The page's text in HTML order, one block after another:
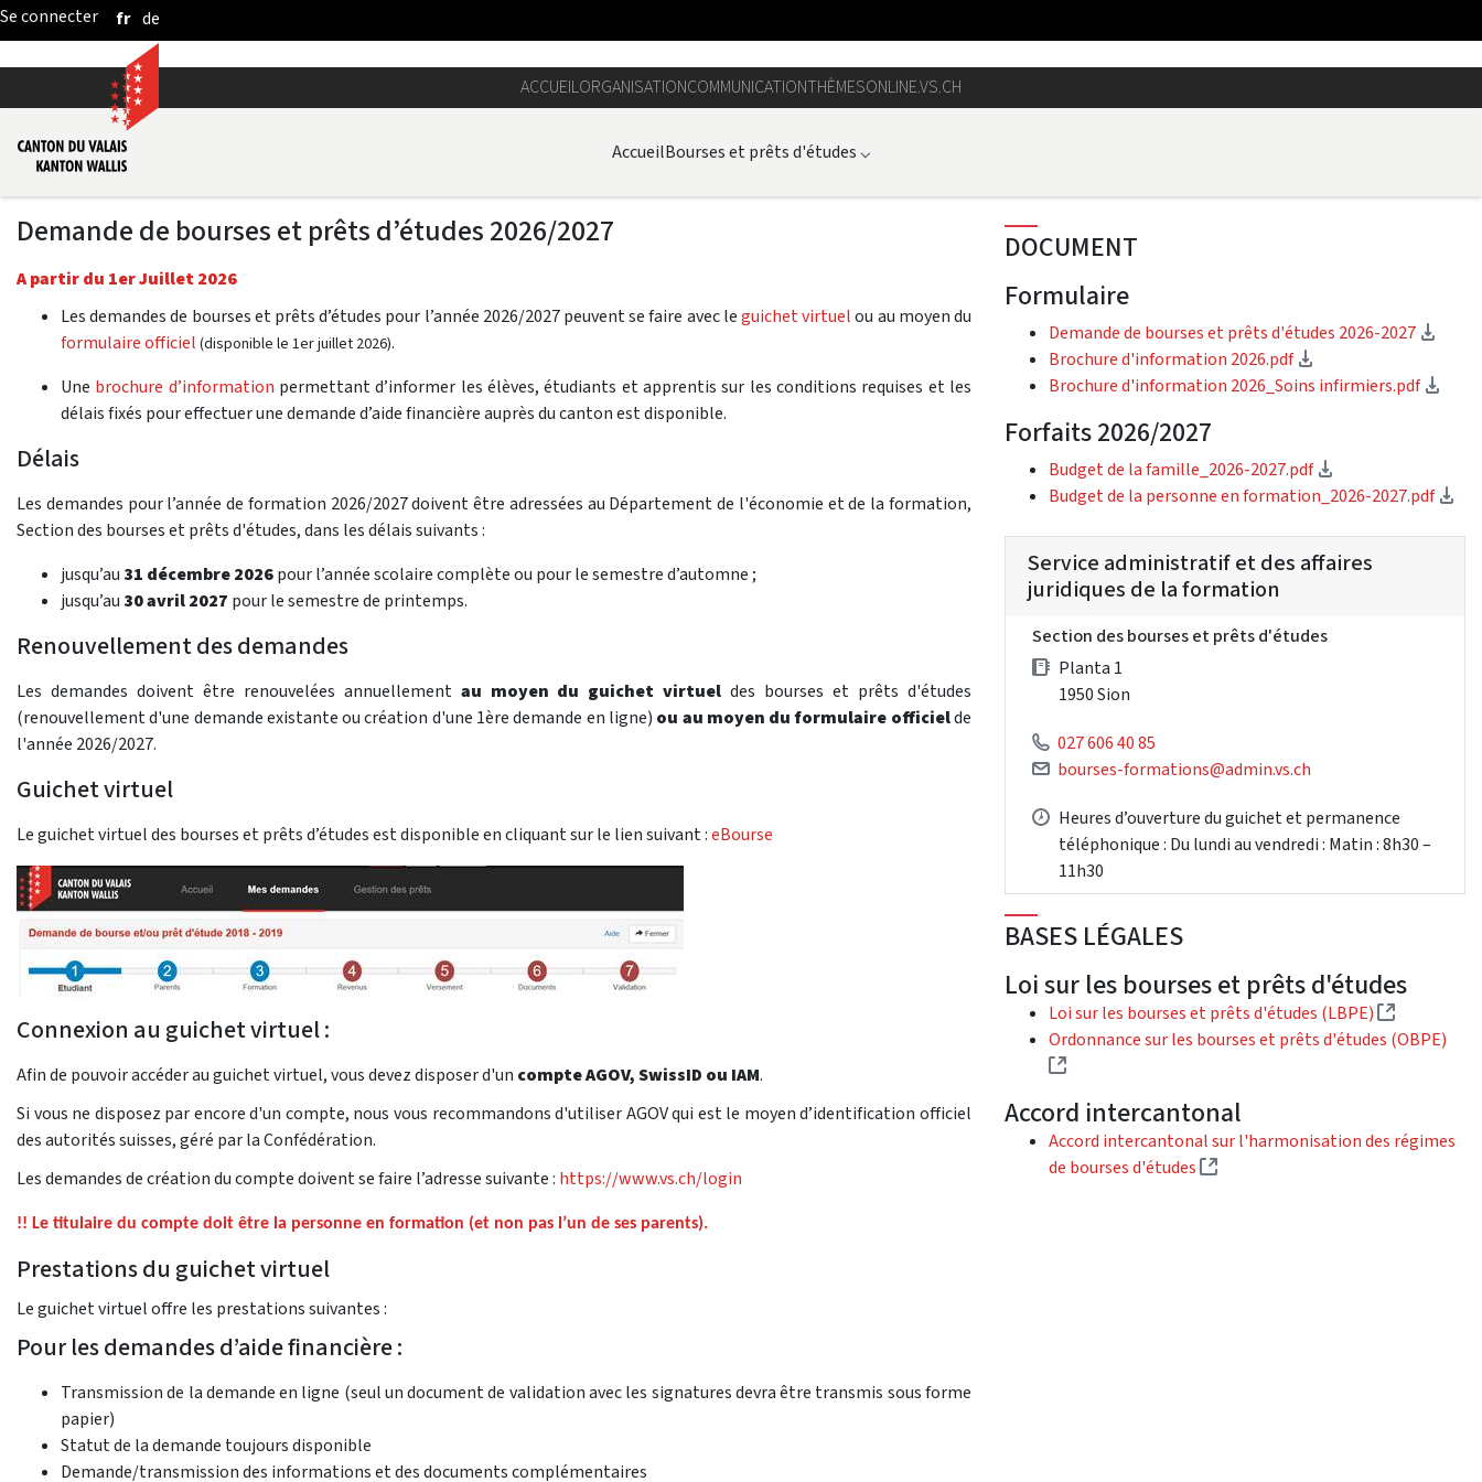
Saut au contenu principal
fr de
ACCUEILORGANISATIONCOMMUNICATIONTHÈMESONLINE.VS.CH
AccueilBourses et prêts d'études ⌵
Demande de bourses et prêts d’études 2026/2027
A partir du 1er Juillet 2026
Les demandes de bourses et prêts d’études pour l’année 2026/2027 peuvent se faire avec leguichet virtuelou au moyen du
formulaire officiel (disponible le 1er juillet 2026).
Une brochure d’information permettant d’informer les élèves, étudiants et apprentis sur les conditions requises et les
délais fixés pour effectuer une demande d’aide financière auprès du canton est disponible.
Délais
Les demandes pour l’année de formation 2026/2027 doivent être adressées au Département de l'économie et de la formation,
Section des bourses et prêts d'études, dans les délais suivants :
jusqu’au 31 décembre 2026pour l’année scolaire complète ou pour le semestre d’automne ;
jusqu’au 30 avril 2027 pour le semestre de printemps.
Renouvellement des demandes
Les demandes doivent être renouvelées annuellement au moyen du guichet virtuel des bourses et prêts d'études
(renouvellement d'une demande existante ou création d'une 1ère demande en ligne) ou au moyen du formulaire officielde
l'année 2026/2027.
Guichet virtuel
Le guichet virtuel des bourses et prêts d’études est disponible en cliquant sur le lien suivant :eBourse
Connexion au guichet virtuel :
Afin de pouvoir accéder au guichet virtuel, vous devez disposer d'un compte AGOV, SwissID ou IAM.
Si vous ne disposez par encore d'un compte, nous vous recommandons d'utiliser AGOV qui est le moyen d’identification officiel
des autorités suisses, géré par la Confédération.
Les demandes de création du compte doivent se faire l’adresse suivante : https://www.vs.ch/login
!! Le titulaire du compte doit être la personne en formation (et non pas l’un de ses parents).
Prestations du guichet virtuel
Le guichet virtuel offre les prestations suivantes :
Pour les demandes d’aide financière :
Transmission de la demande en ligne (seul un document de validation avec les signatures devra être transmis sous forme
papier)
Statut de la demande toujours disponible
Demande/transmission des informations et des documents complémentaires
DOCUMENT
Formulaire
Demande de bourses et prêts d'études 2026-2027
Brochure d'information 2026.pdf
Brochure d'information 2026_Soins infirmiers.pdf
Forfaits 2026/2027
Budget de la famille_2026-2027.pdf
Budget de la personne en formation_2026-2027.pdf
Service administratif et des affaires
juridiques de la formation
Section des bourses et prêts d'études
Planta 1
1950 Sion
027 606 40 85
bourses-formations@admin.vs.ch
Heures d’ouverture du guichet et permanence
téléphonique : Du lundi au vendredi : Matin : 8h30 –
11h30
BASES LÉGALES
Loi sur les bourses et prêts d'études
Loi sur les bourses et prêts d'études (LBPE)
(Lien
Ordonnance sur les bourses et prêts d'études (OBPE)
(Lien externe)
Accord intercantonal
Accord intercantonal sur l'harmonisation des régimes
de bourses d'études
(Lien externe)